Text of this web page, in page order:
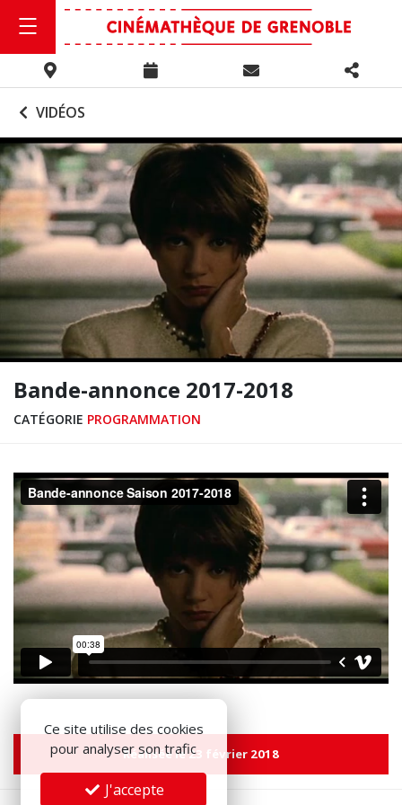
VIDÉOS
Bande-annonce 2017-2018
CATÉGORIE PROGRAMMATION
Réalisée le 23 février 2018
Ce site utilise des cookies
pour analyser son trafic
J'accepte